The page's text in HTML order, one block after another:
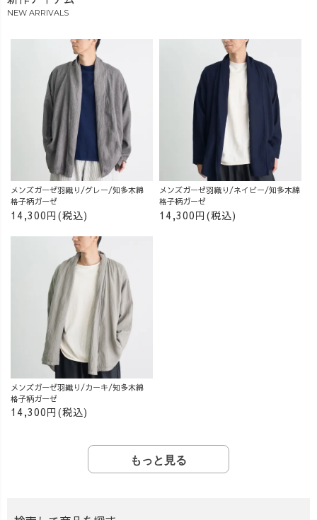
NEW ARRIVALS
メンズガーゼ羽織り/グレー/知多木綿
格子柄ガーゼ
14,300円(税込)
メンズガーゼ羽織り/ネイビー/知多木綿
格子柄ガーゼ
14,300円(税込)
メンズガーゼ羽織り/カーキ/知多木綿
格子柄ガーゼ
14,300円(税込)
もっと見る